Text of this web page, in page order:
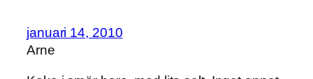
januari 14, 2010
Arne